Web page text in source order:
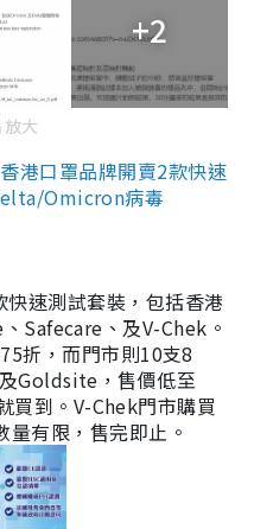
+2
大
港口罩品牌開賣2款快速
Omicron病毒
速測試套裝，包括香港
Safecare、及V-Chek。
折，而門市則10支8
Goldsite，售價低至
買到。V-Chek門市購買
有限，售完即止。